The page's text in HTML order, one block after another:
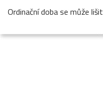
Ordinační doba se může